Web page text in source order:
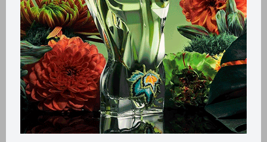
Productos que te pueden interesar